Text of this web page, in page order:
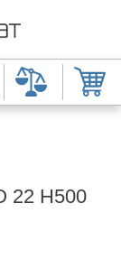
22 H500